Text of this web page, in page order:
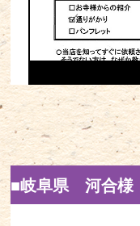
■岐阜県 河合様